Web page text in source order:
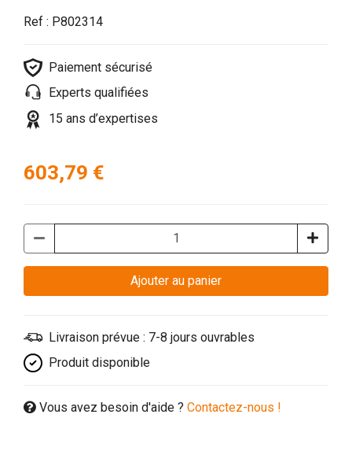
Ref : P802314
Paiement sécurisé
Experts qualifiées
15 ans d’expertises
603,79 €
Ajouter au panier
Livraison prévue : 7-8 jours ouvrables
Produit disponible
Vous avez besoin d'aide ? Contactez-nous !